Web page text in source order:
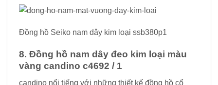
Đồng hồ Seiko nam dây kim loại ssb380p1
8. Đồng hồ nam dây đeo kim loại màu
vàng candino c4692 / 1
candino nổi tiếng với những thiết kế đồng hồ cổ